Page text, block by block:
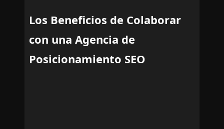
Los Beneficios de Colaborar
con una Agencia de
Posicionamiento SEO